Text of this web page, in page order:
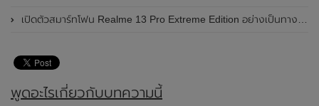
เปิดตัวสมาร์ทโฟน Realme 13 Pro Extreme Edition อย่างเป็นทางการแล้วในประเทศจีน
พูดอะไรเกี่ยวกับบทความนี้